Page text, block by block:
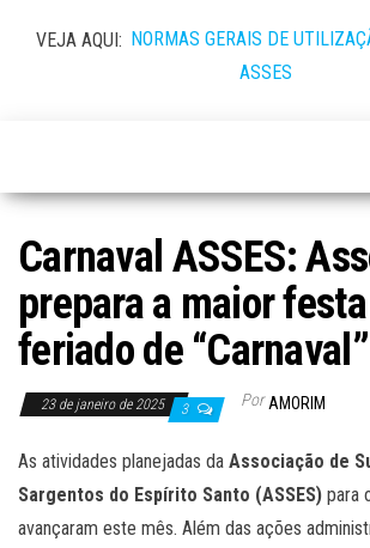
VEJA AQUI: NORMAS GERAIS DE
ASSES
Carnaval ASSES:
prepara a maior
feriado de “Carnaval”
23 de janeiro de 2025 3 Por AMORIM
As atividades planejadas da Associação de
Sargentos do Espírito Santo (ASSES) para
avançaram este mês. Além das ações